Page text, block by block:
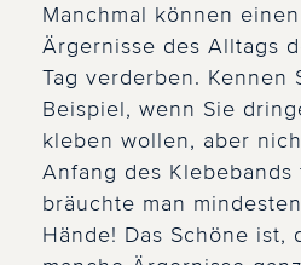
Manchmal können
Ärgernisse des Alltags
Tag verderben. Kennen
Beispiel, wenn Sie
kleben wollen, aber
Anfang des Klebebands
bräuchte man
Hände! Das Schöne ist,